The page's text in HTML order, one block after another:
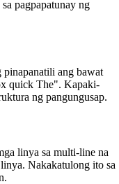
pagpapatunay ng
pinapanatili ang bawat
quick The". Kapaki-
ng pangungusap.
linya sa multi-line na
Nakakatulong ito sa